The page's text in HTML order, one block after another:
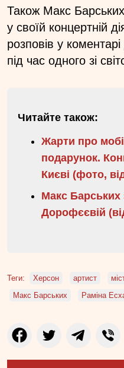
Також Макс
у своїй концертній
розповів у
під час одного зі
Читайте також:
Жарти про
подарунок.
Києві (фото,
Макс Барських
Дорофєєвій
Теги: Херсон артист
Макс Барських
Раміна